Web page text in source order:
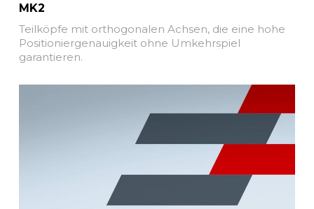
MK2
Teilköpfe mit orthogonalen Achsen, die eine hohe
Positioniergenauigkeit ohne Umkehrspiel
garantieren.